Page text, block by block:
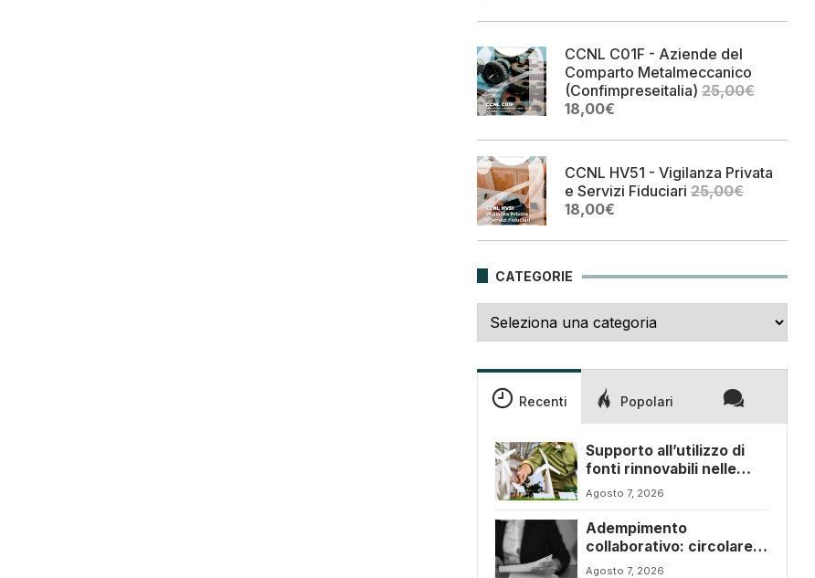
originale
25,00€.
attuale
18,00€.
CCNL C01F - Aziende del
Comparto Metalmeccanico
(Confimpreseitalia) 25,00€
Il
originale
25,00€.
18,00€Il
attuale
18,00€.
CCNL HV51 - Vigilanza Privata
e Servizi Fiduciari 25,00€
Il
originale
25,00€.
18,00€Il
attuale
18,00€.
CATEGORIE
Recenti Popolari
Supporto all’utilizzo di
fonti rinnovabili nelle
imprese – Emilia Romagna
Agosto 7, 2026
Adempimento
collaborativo: circolare
6/E con ogni novità della
Agosto 7, 2026